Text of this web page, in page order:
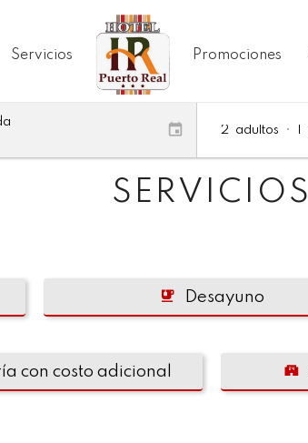
Servicios Promociones
2 adultos •
SERVICIOS
Desayuno
con costo adicional